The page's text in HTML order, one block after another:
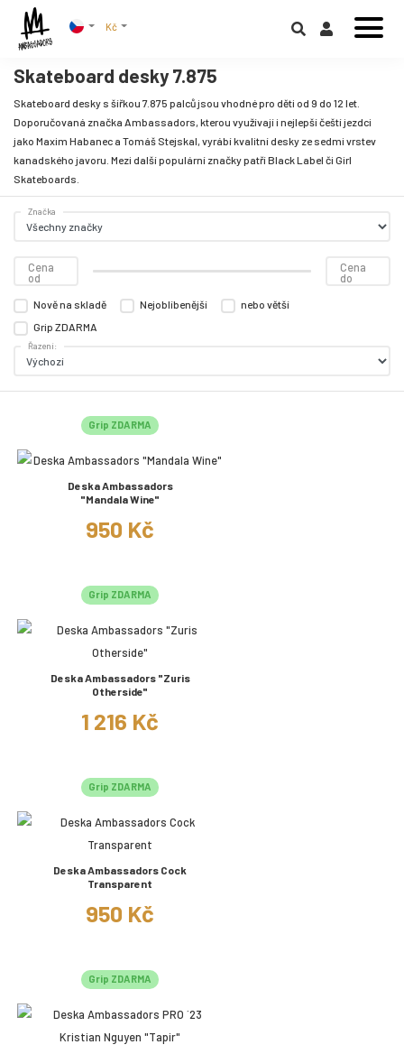
Kč
Skateboard desky 7.875
Skateboard desky s šířkou 7.875 palců jsou vhodné pro děti od 9 do 12 let.
Doporučovaná značka Ambassadors, kterou využívají i nejlepší čeští jezdci
jako Maxim Habanec a Tomáš Stejskal, vyrábí kvalitní desky ze sedmi vrstev
kanadského javoru. Mezi další populární značky patří Black Label či Girl
Skateboards.
Značka
Cena
od
Cena
do
Nově na skladě Nejoblíbenější
nebo větší
Grip ZDARMA
Řazení:
Grip ZDARMA
Deska Ambassadors
"Mandala Wine"
950 Kč
Grip ZDARMA
Deska Ambassadors "Zuris
Otherside"
1 216 Kč
Grip ZDARMA
Deska Ambassadors Cock
Transparent
950 Kč
Grip ZDARMA